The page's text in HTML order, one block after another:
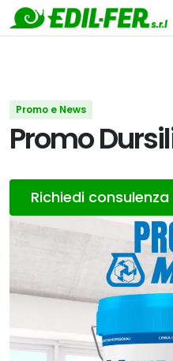
Promo e News
Promo
Richiedi consulenza